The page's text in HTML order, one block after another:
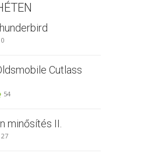
0
Cutlass
54
minősítés II.
27